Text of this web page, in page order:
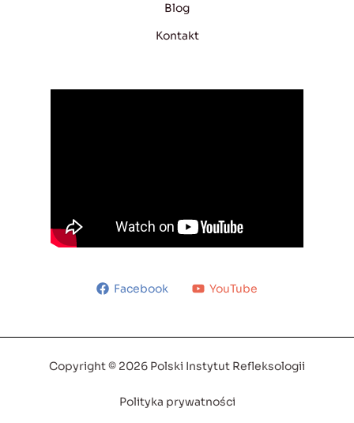
Blog
Kontakt
Facebook YouTube
Copyright © 2026 Polski Instytut Refleksologii
Polityka prywatności